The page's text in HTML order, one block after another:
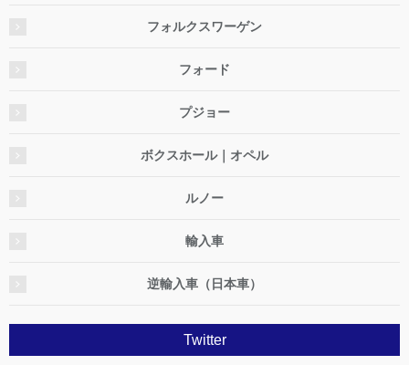
フォルクスワーゲン
フォード
プジョー
ボクスホール｜オペル
ルノー
輸入車
逆輸入車（日本車）
Twitter